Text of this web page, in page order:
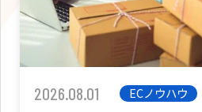
拡
カスタマイズ
2026.08.01
ECノウハウ